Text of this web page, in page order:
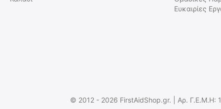
Άμεσα διαθέσιμοΕυκαιρίες
© 2012 - 2026 FirstAidShop.gr. | Αρ. Γ.Ε.Μ.Η: